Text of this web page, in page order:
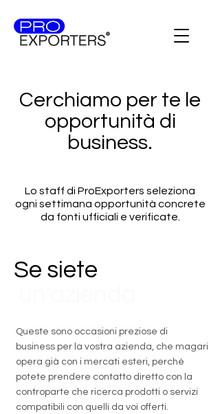
Cerchiamo per te le
opportunità di
business.
Lo staff di ProExporters seleziona
ogni settimana opportunità concrete
da fonti ufficiali e verificate.
Se siete
Queste sono occasioni preziose di
business per la vostra azienda, che magari
opera già con i mercati esteri, perché
potete prendere contatto diretto con la
controparte che ricerca prodotti o servizi
compatibili con quelli da voi offerti.